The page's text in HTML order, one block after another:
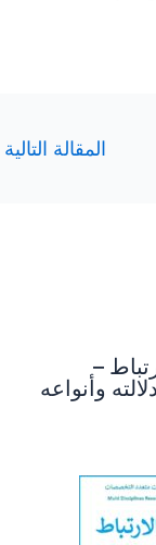
المقالة التالية
–
وأنواعه